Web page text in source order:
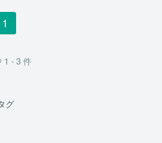
1
1 - 3 件
グ